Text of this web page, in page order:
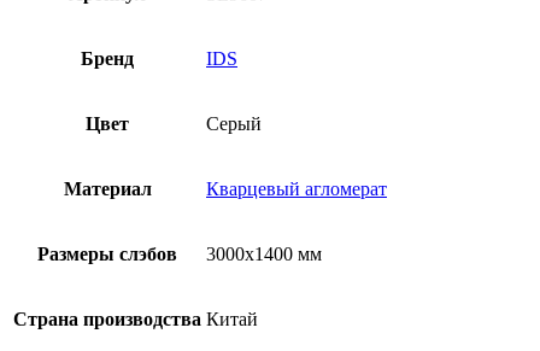
Бренд IDS
Цвет Серый
Материал Кварцевый агломерат
Размеры слэбов 3000х1400 мм
Страна производства Китай